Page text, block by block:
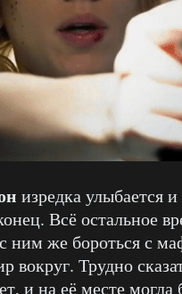
изредка улыбается
Всё остальное
же бороться с
вокруг. Трудно
и на её месте